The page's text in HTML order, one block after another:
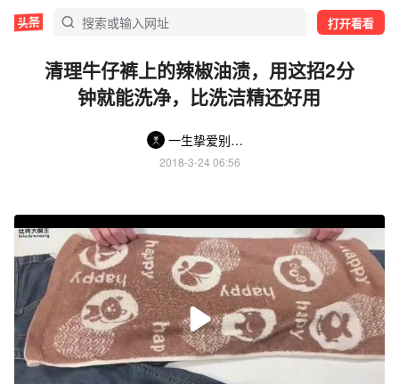
打开看看
清理牛仔裤上的辣椒油渍，用这招2分
钟就能洗净，比洗洁精还好用
一生挚爱别无所求
2018-3-24 06:56